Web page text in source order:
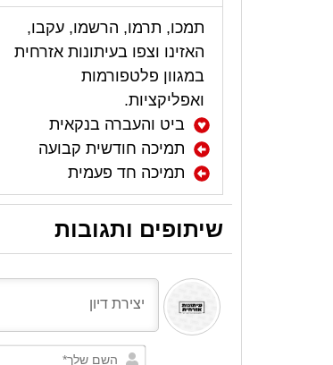
תמכו, תרמו, הרשמו, עקבו,
האזינו וצפו בעיתונות אזרחית
במגוון פלטפורמות
ואפליקציות.
ביט והעברה בנקאית
תמיכה חודשית קבועה
תמיכה חד פעמית
שיתופים ותגובות